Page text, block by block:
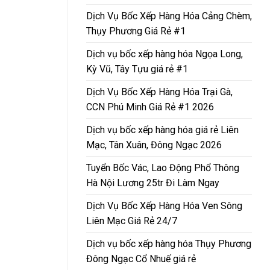
Dịch Vụ Bốc Xếp Hàng Hóa Cảng Chèm,
Thụy Phương Giá Rẻ #1
Dịch vụ bốc xếp hàng hóa Ngọa Long,
Kỳ Vũ, Tây Tựu giá rẻ #1
Dịch Vụ Bốc Xếp Hàng Hóa Trại Gà,
CCN Phú Minh Giá Rẻ #1 2026
Dịch vụ bốc xếp hàng hóa giá rẻ Liên
Mạc, Tân Xuân, Đông Ngạc 2026
Tuyển Bốc Vác, Lao Động Phổ Thông
Hà Nội Lương 25tr Đi Làm Ngay
Dịch Vụ Bốc Xếp Hàng Hóa Ven Sông
Liên Mạc Giá Rẻ 24/7
Dịch vụ bốc xếp hàng hóa Thụy Phương
Đông Ngạc Cổ Nhuế giá rẻ